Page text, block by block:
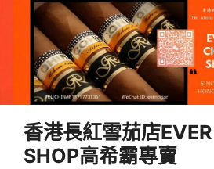
香港長紅雪茄店
SHOP高希霸專賣